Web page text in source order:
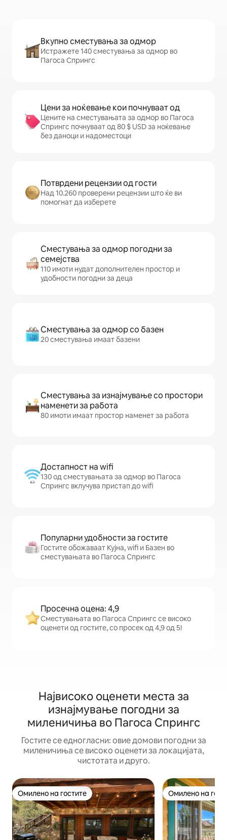
Вкупно сместувања за одмор
Истражете 140 сместувања за одмор во
Пагоса Спрингс
Цени за ноќевање кои почнуваат од
Цените на сместувањата за одмор во Пагоса
Спрингс почнуваат од 80 $ USD за ноќевање
без даноци и надоместоци
Потврдени рецензии од гости
Над 10.260 проверени рецензии што ќе ви
помогнат да изберете
Сместувања за одмор погодни за
семејства
110 имоти нудат дополнителен простор и
удобности погодни за деца
Сместувања за одмор со базен
20 сместувања имаат базени
Сместувања за изнајмување со простори
наменети за работа
80 имоти имаат простор наменет за работа
Достапност на wifi
130 од сместувањата за одмор во Пагоса
Спрингс вклучува пристап до wifi
Популарни удобности за гостите
Гостите обожаваат Кујна, wifi и Базен во
сместувањата во Пагоса Спрингс
Просечна оцена: 4,9
Сместувањата во Пагоса Спрингс се високо
оценети од гостите, со просек од 4,9 од 5!
Највисоко оценети места за
изнајмување погодни за
миленичиња во Пагоса Спрингс
Гостите се едногласни: овие домови погодни за
миленичиња се високо оценети за локацијата,
чистотата и друго.
Омилено на гостите
Омилено на гостите Омилено на
Омилено на